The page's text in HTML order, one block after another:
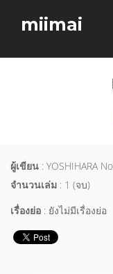
miimai
ผู้เขียน : YOSHIHARA
จำนวนเล่ม : 1 (จบ)
เรื่องย่อ : ยังไม่มีเรื่องย่อ